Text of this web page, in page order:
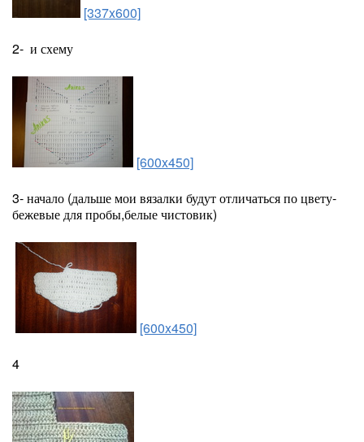
[337x600]
2- и схему
[600x450]
3- начало (дальше мои вязалки будут отличаться по цвету-
бежевые для пробы,белые чистовик)
[600x450]
4